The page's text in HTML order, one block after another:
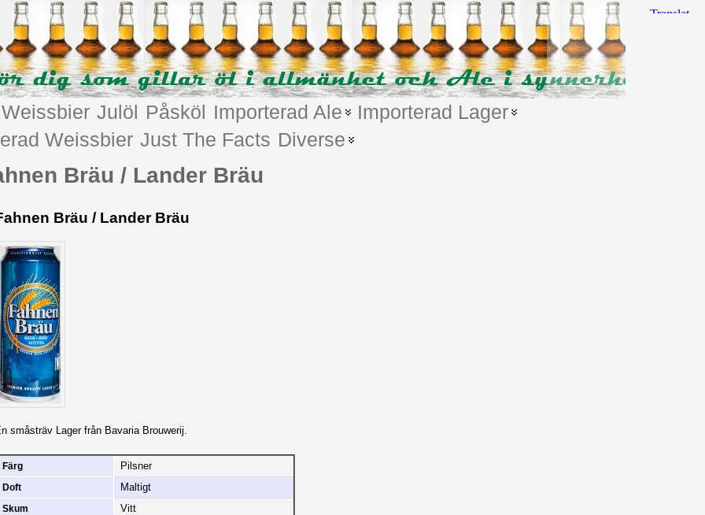
Weissbier Julöl Påsköl Importerad Ale
Importerad Lager
Weissbier Just The Facts Diverse
Bräu / Lander Bräu
Bräu / Lander Bräu
småsträv Lager från Bavaria Brouwerij.
Färg Pilsner
Doft Maltigt
Skum Vitt